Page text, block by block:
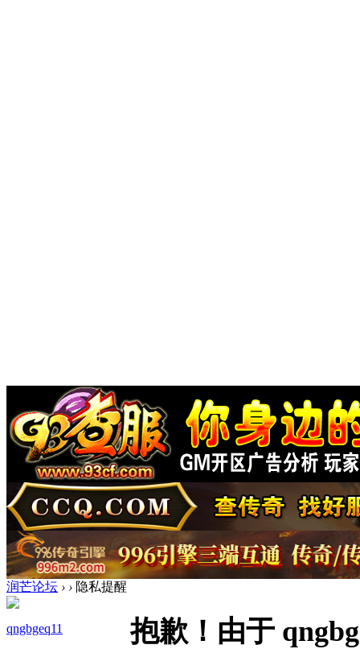
润芒论坛 › › 隐私提醒
qngbgeq11
抱歉！由于